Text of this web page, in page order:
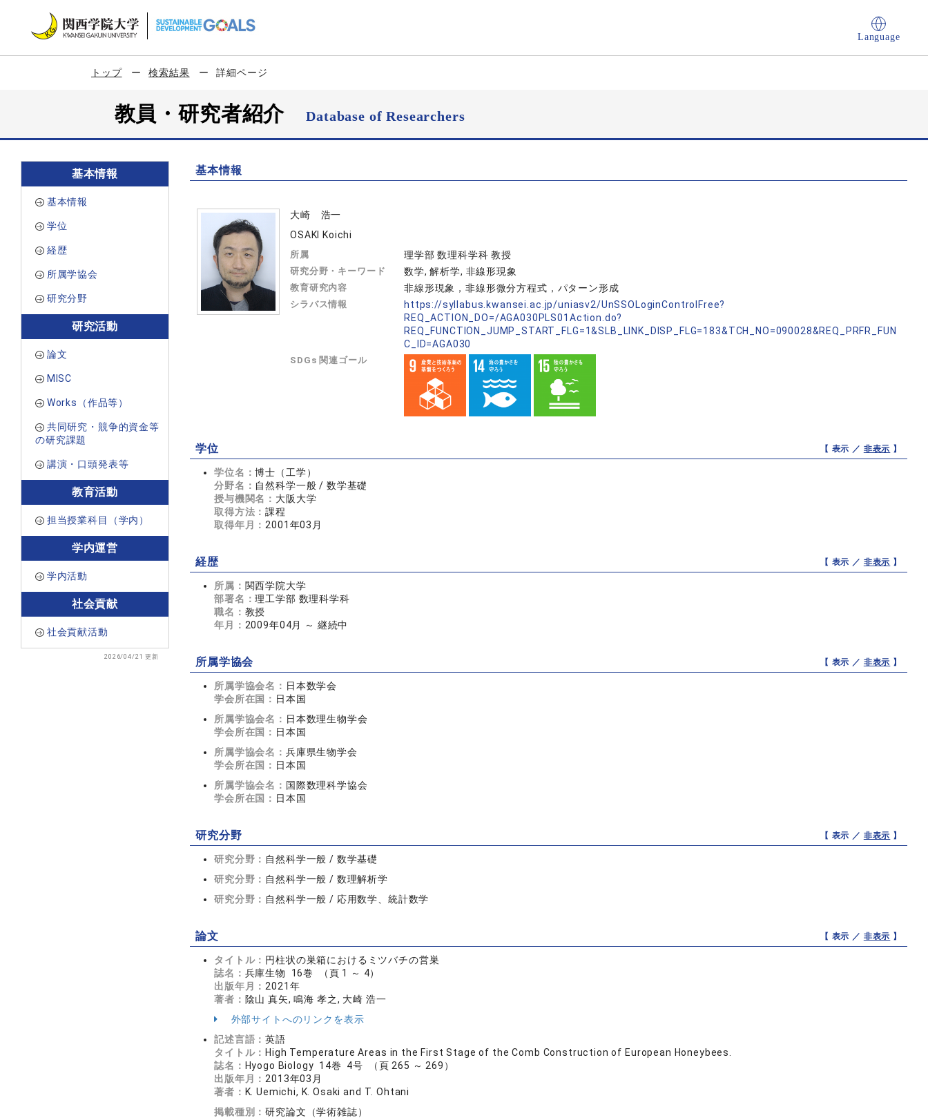
Language
トップ 検索結果 詳細ページ
教員・研究者紹介Database of Researchers
基本情報
基本情報
学位
経歴
所属学協会
研究分野
研究活動
論文
MISC
Works（作品等）
共同研究・競争的資金等
の研究課題
講演・口頭発表等
教育活動
担当授業科目（学内）
学内運営
学内活動
社会貢献
社会貢献活動
2026/04/21 更新
基本情報
大崎 浩一
OSAKI Koichi
所属 理学部 数理科学科 教授
研究分野・キーワード 数学, 解析学, 非線形現象
教育研究内容 非線形現象，非線形微分方程式，パターン形成
シラバス情報
https://syllabus.kwansei.ac.jp/uniasv2/UnSSOLoginControlFree?
REQ_ACTION_DO=/AGA030PLS01Action.do?
REQ_FUNCTION_JUMP_START_FLG=1&SLB_LINK_DISP_FLG=183&TCH_NO=090028&REQ_PRFR_FUN
C_ID=AGA030
SDGs 関連ゴール
学位 【 表示 ／ 非表示 】
学位名：博士（工学）
分野名： 自然科学一般 / 数学基礎
授与機関名： 大阪大学
取得方法：課程
取得年月： 2001年03月
経歴 【 表示 ／ 非表示 】
所属： 関西学院大学
部署名：理工学部 数理科学科
職名： 教授
年月： 2009年04月 ～ 継続中
所属学協会 【 表示 ／ 非表示 】
所属学協会名： 日本数学会
学会所在国： 日本国
所属学協会名： 日本数理生物学会
学会所在国： 日本国
所属学協会名： 兵庫県生物学会
学会所在国： 日本国
所属学協会名： 国際数理科学協会
学会所在国： 日本国
研究分野 【 表示 ／ 非表示 】
研究分野： 自然科学一般 / 数学基礎
研究分野： 自然科学一般 / 数理解析学
研究分野： 自然科学一般 / 応用数学、統計数学
論文 【 表示 ／ 非表示 】
タイトル： 円柱状の巣箱におけるミツバチの営巣
誌名： 兵庫生物 16巻 （頁 1 ～ 4）
出版年月： 2021年
著者： 陰山 真矢, 鳴海 孝之, 大崎 浩一
外部サイトへのリンクを表示
記述言語：英語
タイトル： High Temperature Areas in the First Stage of the Comb Construction of European Honeybees.
誌名： Hyogo Biology 14巻 4号 （頁 265 ～ 269）
出版年月： 2013年03月
著者： K. Uemichi, K. Osaki and T. Ohtani
掲載種別：研究論文（学術雑誌）